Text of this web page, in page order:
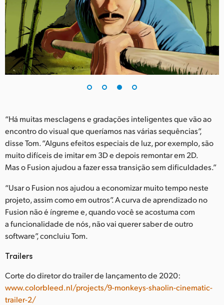
“Há muitas mesclagens e gradações inteligentes que vão ao
encontro do visual que queríamos nas várias sequências”,
disse Tom. “Alguns efeitos especiais de luz, por exemplo, são
muito difíceis de imitar em 3D e depois remontar em 2D.
Mas o Fusion ajudou a fazer essa transição sem dificuldades.”
“Usar o Fusion nos ajudou a economizar muito tempo neste
projeto, assim como em outros”. A curva de aprendizado no
Fusion não é íngreme e, quando você se acostuma com
a funcionalidade de nós, não vai querer saber de outro
software”, concluiu Tom.
Trailers
Corte do diretor do trailer de lançamento de 2020:
www.colorbleed.nl/projects/9-monkeys-shaolin-cinematic-
trailer-2/